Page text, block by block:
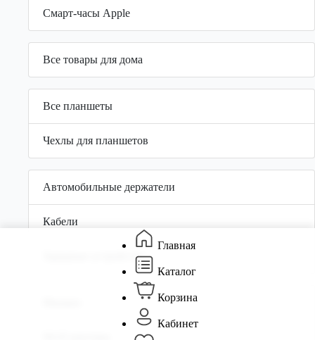
Смарт-часы Apple
Все товары для дома
Все планшеты
Чехлы для планшетов
Автомобильные держатели
Кабели
Зарядные устройства
Главная
Каталог
Корзина
Кабинет